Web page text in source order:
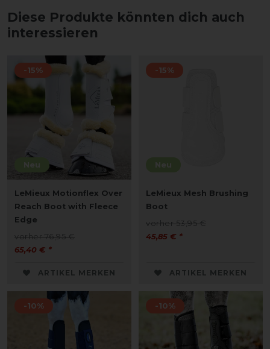
Diese Produkte könnten dich auch
interessieren
Neu
-15%
LeMieux Motionflex Over
Reach Boot with Fleece
Edge
vorher 76,95 €
65,40 € *
ARTIKEL MERKEN
Neu
-15%
LeMieux Mesh Brushing
Boot
vorher 53,95 €
45,85 € *
ARTIKEL MERKEN
-10% -10%